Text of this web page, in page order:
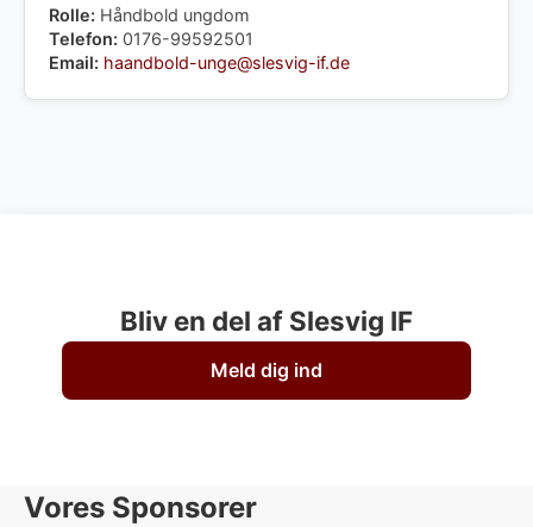
Rolle: Håndbold ungdom
Telefon: 0176-99592501
Email: haandbold-unge@slesvig-if.de
Bliv en del af Slesvig IF
Meld dig ind
Vores Sponsorer